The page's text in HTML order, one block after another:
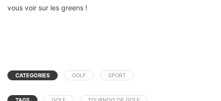
vous voir sur les greens !
CATEGORIES GOLF SPORT